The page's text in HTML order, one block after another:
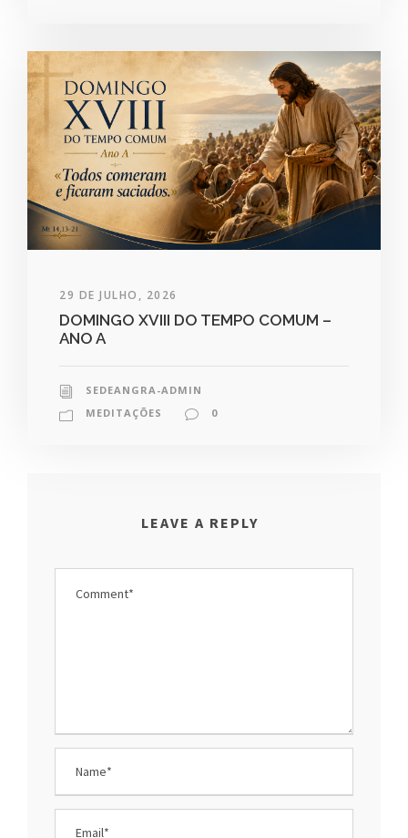
29 DE JULHO, 2026
DOMINGO XVIII DO TEMPO COMUM –
ANO A
SEDEANGRA-ADMIN
MEDITAÇÕES
0
LEAVE A REPLY